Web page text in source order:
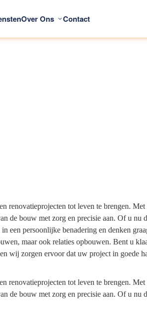
Over Ons Contact
tot leven te brengen.
de bouw met zorg en precisie aan. Of u
persoonlijke benadering en denken
maar ook relaties opbouwen. Bent u
zorgen ervoor dat uw project in goede
tot leven te brengen.
de bouw met zorg en precisie aan. Of u